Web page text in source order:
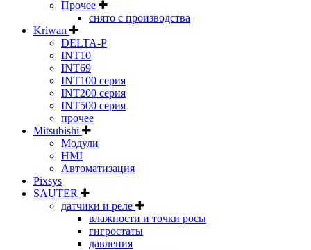
Прочее
снято с производства
Kriwan
DELTA-P
INT10
INT69
INT100 серия
INT200 серия
INT500 серия
прочее
Mitsubishi
Модули
HMI
Автоматизация
Pixsys
SAUTER
датчики и реле
влажности и точки росы
гигростаты
давления